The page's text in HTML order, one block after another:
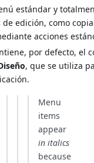
estándar y
edición, como
acciones
por defecto, el
, que se utiliza
Menu
items
appear
in italics
because